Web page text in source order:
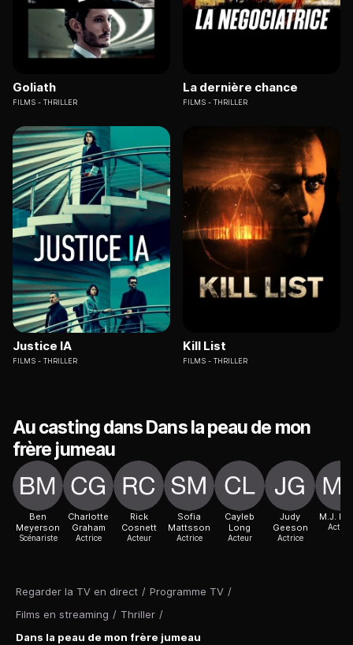
Regarder la TV en direct / Programme TV /
Films en streaming / Thriller /
Dans la peau de mon frère jumeau
Goliath
FILMS THRILLER
La dernière chance
FILMS THRILLER
Justice IA
FILMS THRILLER
Kill List
FILMS THRILLER
Au casting dans Dans la peau de mon
frère jumeau
Ben
Meyerson
Scénariste
Charlotte
Graham
Actrice
Rick
Cosnett
Acteur
Sofia
Mattsson
Actrice
Cayleb
Long
Acteur
Judy
Geeson
Actrice
M.J.
Actrice